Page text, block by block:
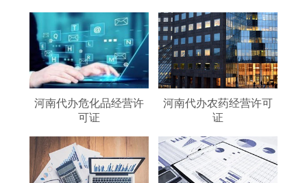
河南代办危化品经营许
可证
河南代办农药经营许可
证